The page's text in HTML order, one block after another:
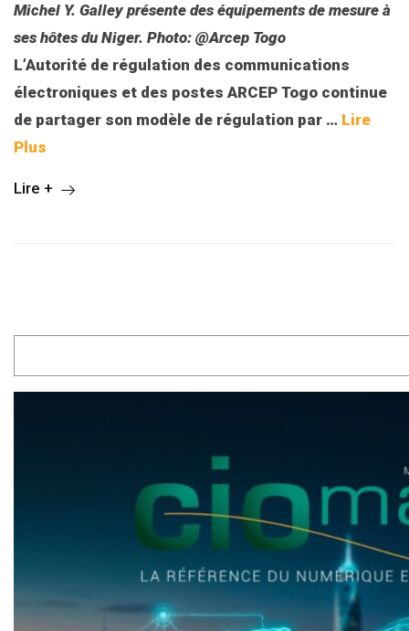
Michel Y. Galley présente des équipements de mesure à
ses hôtes du Niger. Photo: @Arcep Togo
L’Autorité de régulation des communications
électroniques et des postes ARCEP Togo continue
de partager son modèle de régulation par … Lire
Plus
Lire +